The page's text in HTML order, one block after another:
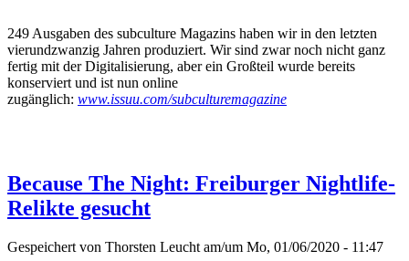
249 Ausgaben des subculture Magazins haben wir in den letzten
vierundzwanzig Jahren produziert. Wir sind zwar noch nicht ganz
fertig mit der Digitalisierung, aber ein Großteil wurde bereits
konserviert und ist nun online
zugänglich: www.issuu.com/subculturemagazine
Because The Night: Freiburger Nightlife-
Relikte gesucht
Gespeichert von Thorsten Leucht am/um Mo, 01/06/2020 - 11:47